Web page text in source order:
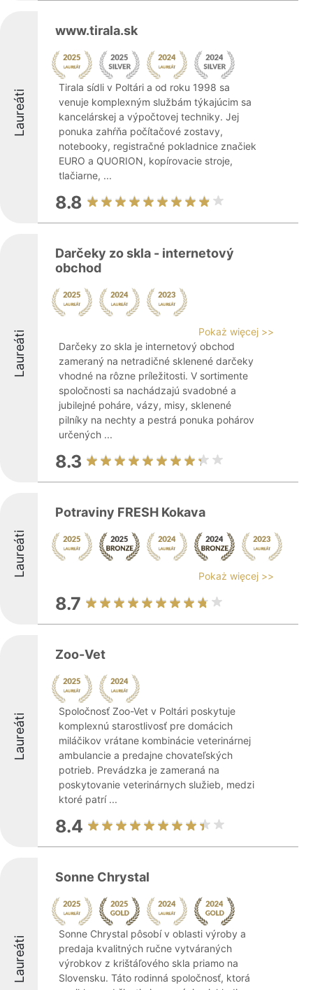
Laureáti
www.tirala.sk
Tirala sídli v Poltári a od roku 1998 sa
venuje komplexným službám týkajúcim sa
kancelárskej a výpočtovej techniky. Jej
ponuka zahŕňa počítačové zostavy,
notebooky, registračné pokladnice značiek
EURO a QUORION, kopírovacie stroje,
tlačiarne, ...
8.8
Laureáti
Darčeky zo skla - internetový
obchod
Pokaż więcej >>
Darčeky zo skla je internetový obchod
zameraný na netradičné sklenené darčeky
vhodné na rôzne príležitosti. V sortimente
spoločnosti sa nachádzajú svadobné a
jubilejné poháre, vázy, misy, sklenené
pilníky na nechty a pestrá ponuka pohárov
určených ...
8.3
Laureáti
Potraviny FRESH Kokava
Pokaż więcej >>
8.7
Laureáti
Zoo-Vet
Spoločnosť Zoo-Vet v Poltári poskytuje
komplexnú starostlivosť pre domácich
miláčikov vrátane kombinácie veterinárnej
ambulancie a predajne chovateľských
potrieb. Prevádzka je zameraná na
poskytovanie veterinárnych služieb, medzi
ktoré patrí ...
8.4
Laureáti
Sonne Chrystal
Sonne Chrystal pôsobí v oblasti výroby a
predaja kvalitných ručne vytváraných
výrobkov z krištáľového skla priamo na
Slovensku. Táto rodinná spoločnosť, ktorá